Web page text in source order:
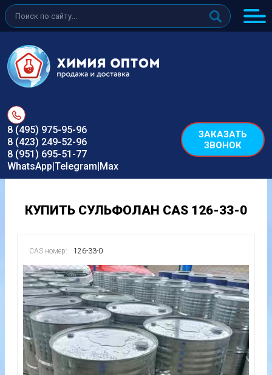
8 (495) 975-95-96
8 (423) 249-52-96
8 (951) 695-51-77
WhatsApp|Telegram|Max
ЗАКАЗАТЬ
ЗВОНОК
КУПИТЬ СУЛЬФОЛАН CAS 126-33-0
CAS номер: 126-33-0